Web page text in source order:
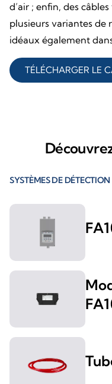
d’air ; enfin, des
plusieurs variantes de
idéaux également
TÉLÉCHARGER LE
SYSTÈMES DE